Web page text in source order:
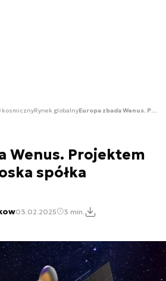
kosmicznyRynek globalny Europa zbada Wenus. Projektem pokieruje włoska spółka
Wenus. Projektem
spółka
03.02.2025 3 min.